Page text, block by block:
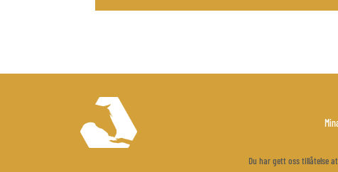
Du har gett oss tillåtelse